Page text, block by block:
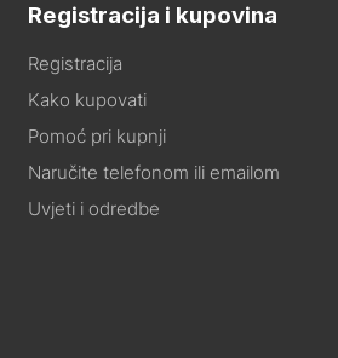
Registracija i kupovina
Registracija
Kako kupovati
Pomoć pri kupnji
Naručite telefonom ili emailom
Uvjeti i odredbe